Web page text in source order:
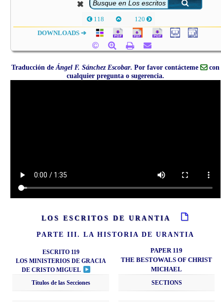
118 120
DOWNLOADS ➔
Traducción deÁngel F. Sánchez Escobar. Por favor contácteme
con
cualquier pregunta o sugerencia.
LOS ESCRITOS DE URANTIA
PARTE III. LA HISTORIA DE URANTIA
ESCRITO 119
LOS MINISTERIOS DE GRACIA
DE CRISTO MIGUEL
Títulos de las Secciones
PAPER 119
THE BESTOWALS OF CHRIST
MICHAEL
SECTIONS